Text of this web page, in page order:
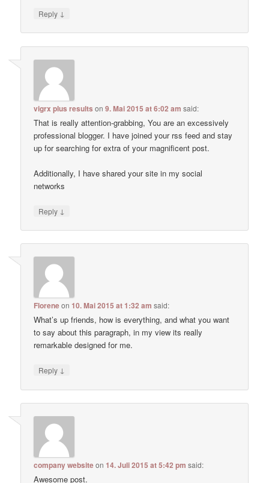
Reply ↓
vigrx plus results on9. Mai 2015 at 6:02 am said:
That is really attention-grabbing, You are an excessively
professional blogger. I have joined your rss feed and stay
up for searching for extra of your magnificent post.
Additionally, I have shared your site in my social
networks
Reply ↓
Floreneon10. Mai 2015 at 1:32 am said:
What’s up friends, how is everything, and what you want
to say about this paragraph, in my view its really
remarkable designed for me.
Reply ↓
company websiteon14. Juli 2015 at 5:42 pm said:
Awesome post.